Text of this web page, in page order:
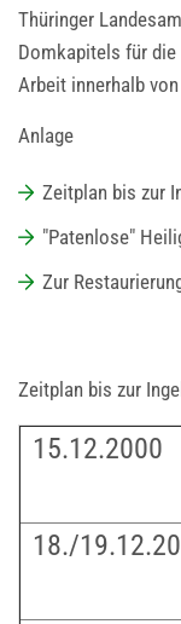
Thüringer
Domkapitels für
Arbeit innerhalb
Anlage
Zeitplan bis zur
"Patenlose"
Zur
Zeitplan bis zur
15.12.2000
18./